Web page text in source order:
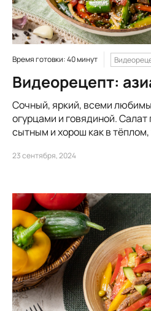
Время готовки: 40 минут
Видеорецепт:
Сочный, яркий, всеми
огурцами и говядиной. Салат
сытным и хорош как в
23 сентября, 2024